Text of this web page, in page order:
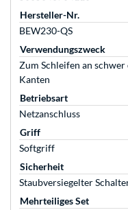
Hersteller-Nr.
BEW230-QS
Verwendungszweck
Zum Schleifen an
Kanten
Betriebsart
Netzanschluss
Griff
Softgriff
Sicherheit
Staubversiegelter
Mehrteiliges Set